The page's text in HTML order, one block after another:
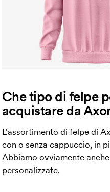
Che tipo di felpe
acquistare da
L'assortimento di felpe di
con o senza cappuccio, in
Abbiamo ovviamente
personalizzate.